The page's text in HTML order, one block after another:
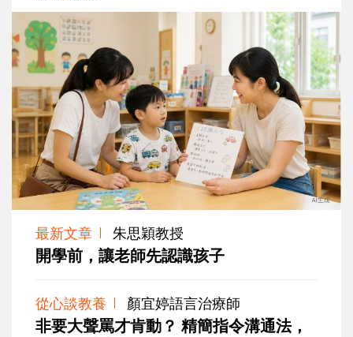
最新文章 朱思穎教授
開學前，讓老師先認識孩子
從心談教養 顏宜婷語言治療師
非要大聲罵才肯動？ 精簡指令溝通法，